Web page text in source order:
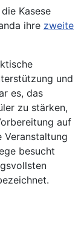
Kasese
ihre zweite
und
es, das
zu stärken,
auf
Veranstaltung
besucht